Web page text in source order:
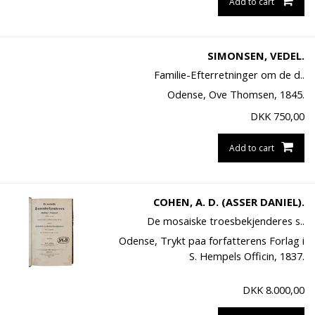
SIMONSEN, VEDEL.
Familie-Efterretninger om de d..
Odense, Ove Thomsen, 1845.
DKK 750,00
Add to cart
COHEN, A. D. (ASSER DANIEL).
De mosaiske troesbekjenderes s..
Odense, Trykt paa forfatterens Forlag i
S. Hempels Officin, 1837.
DKK 8.000,00